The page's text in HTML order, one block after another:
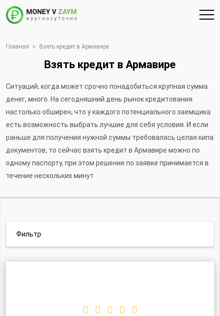
Главная > Взять кредит в Армавире
Взять кредит в Армавире
Ситуаций, когда может срочно понадобиться крупная сумма
денег, много. На сегодняшний день рынок кредитования
настолько обширен, что у каждого потенциального заемщика
есть возможность выбрать лучшие для себя условия. И если
раньше для получения нужной суммы требовалась целая кипа
документов, то сейчас взять кредит в Армавире можно по
одному паспорту, при этом решение по заявке принимается в
течение нескольких минут
Фильтр